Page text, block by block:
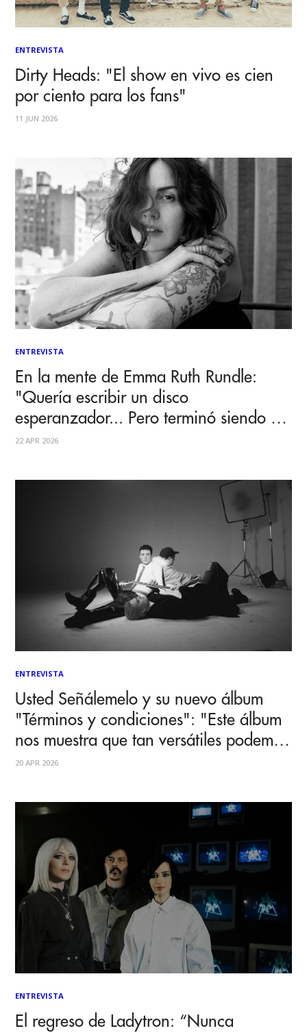
ENTREVISTA
Dirty Heads: "El show en vivo es cien
por ciento para los fans"
11 JUN 2026
ENTREVISTA
En la mente de Emma Ruth Rundle:
"Quería escribir un disco
esperanzador... Pero terminó siendo un
álbum bastante enojado"
22 APR 2026
ENTREVISTA
Usted Señálemelo y su nuevo álbum
"Términos y condiciones": "Este álbum
nos muestra que tan versátiles podemos
ser"
20 APR 2026
ENTREVISTA
El regreso de Ladytron: “Nunca